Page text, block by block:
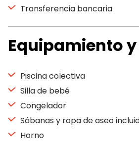
Transferencia bancaria
Equipamiento
Piscina colectiva
Silla de bebé
Congelador
Sábanas y ropa de aseo
Horno